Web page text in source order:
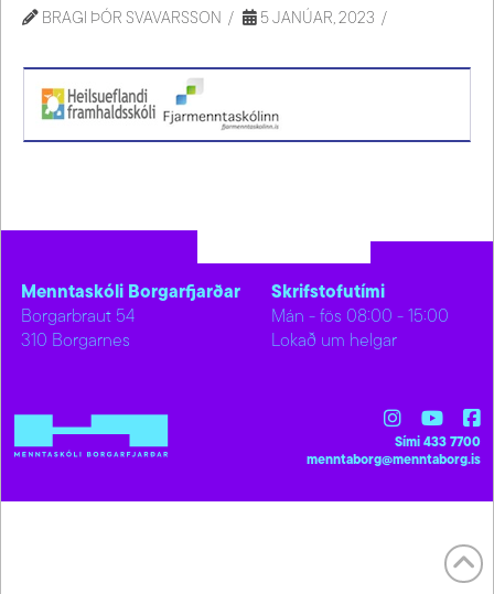
BRAGI ÞÓR SVAVARSSON 5 JANÚAR, 2023
Menntaskóli Borgarfjarðar
Borgarbraut 54
310 Borgarnes
Skrifstofutími
Mán - fös 08:00 - 15:00
Lokað um helgar
Sími 433 7700
menntaborg@menntaborg.is